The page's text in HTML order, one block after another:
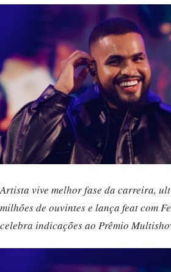
Artista vive melhor fase da carreira,
milhões de ouvintes e lança feat com
celebra indicações ao Prêmio